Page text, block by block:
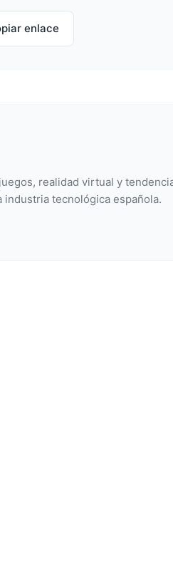
enlace
realidad virtual y
industria tecnológica española.